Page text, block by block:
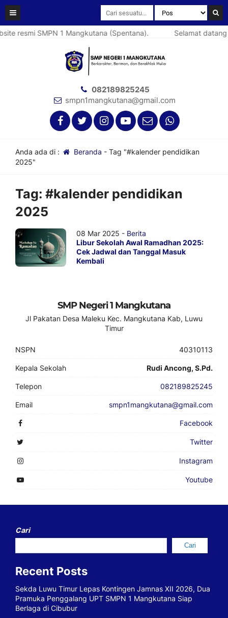
resmi SMPN 1 Mangkutana (Spentana). Selamat datang
082189825245
smpn1mangkutana@gmail.com
Anda ada di : Beranda - Tag "#kalender pendidikan
2025"
Tag: #kalender pendidikan
2025
08 Mar 2025 - Berita
Libur Sekolah Awal Ramadhan 2025:
Cek Jadwal dan Tanggal Masuk
Kembali
SMP Negeri 1 Mangkutana
Jl Pakatan Desa Maleku Kec. Mangkutana Kab, Luwu
Timur
NSPN 40310113
Kepala Sekolah Rudi Ancong, S.Pd.
Telepon 082189825245
Email smpn1mangkutana@gmail.com
Facebook
Twitter
Instagram
Youtube
Cari
Cari
Recent Posts
Sekda Luwu Timur Lepas Kontingen Jamnas XII 2026, Dua
Pramuka Penggalang UPT SMPN 1 Mangkutana Siap
Berlaga di Cibubur